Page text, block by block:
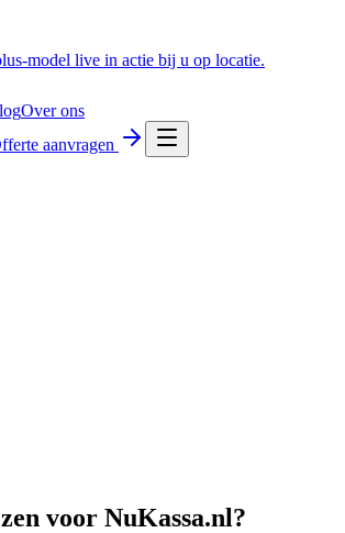
model live in actie bij u op locatie.
Over ons
aanvragen
voor NuKassa.nl?